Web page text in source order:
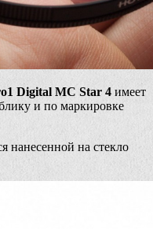
Digital MC Star 4 имеет
и по маркировке
нанесенной на стекло